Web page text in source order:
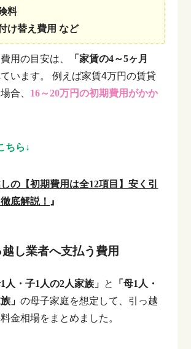
料
け替え費用 など
用の目安は、
「家賃の4～5ヶ月
います。
例えば家賃4万円の賃貸
合、 16～20万円の初期費用がかか
ちら↓
の【初期費用は全12項目】安く引
底解説！ 』
し業者へ支払う費用
1人・子1人の2人家族」 と
「母1人・
」の母子家庭を想定して、引っ越
金相場をまとめました。